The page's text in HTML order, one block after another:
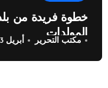
خطوة فريدة من
المولدات
مكتب التحرير أبريل 3, 2023